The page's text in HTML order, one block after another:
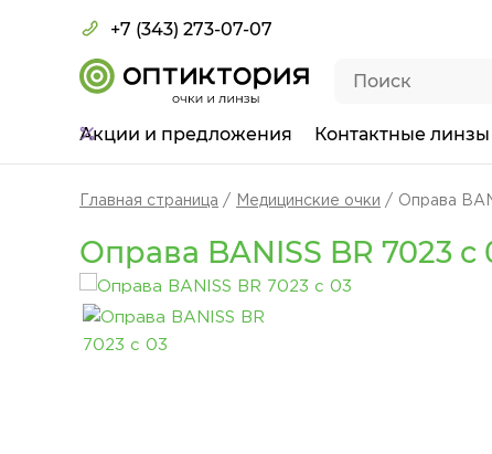
+7 (343) 273-07-07
Акции и предложения Контактные линзы
Главная страница Медицинские очки Оправа
Оправа BANISS BR 7023 c